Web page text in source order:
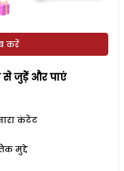
करें
से जुड़ेें और पाएं
कंटेंट
मुद्दे